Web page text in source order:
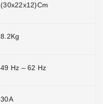
(30x22x12)Cm
8.2Kg
49 Hz – 62 Hz
30A